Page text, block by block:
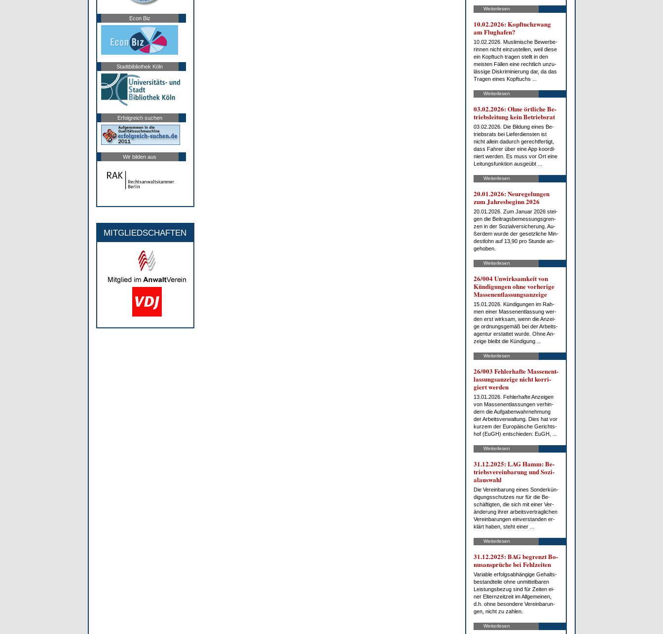
Econ Biz
Stadtbibliothek Köln
Erfolgreich suchen
Wir bilden aus
MITGLIEDSCHAFTEN
Weiterlesen
10.02.2026: Kopf­tuch­zwang
am Flug­ha­fen?
10.02.2026. Mus­li­mi­sche Be­wer­be­
rin­nen nicht ein­zu­stel­len, weil die­se
ein Kopf­tuch tra­gen stellt in den
meis­ten Fäl­len ei­ne recht­lich un­zu­
läs­si­ge Dis­kri­mi­nie­rung dar, da das
Tra­gen ei­nes Kopf­tuchs ...
Weiterlesen
03.02.2026: Oh­ne ört­li­che Be­
triebs­lei­tung kein Be­triebs­rat
03.02.2026. Die Bil­dung ei­nes Be­
triebs­rats bei Lie­fer­diens­ten ist
nicht al­lein da­durch ge­recht­fer­tigt,
dass Fah­rer über ei­ne App ko­or­di­
niert wer­den. Es muss vor Ort ei­ne
Lei­tungs­funk­ti­on aus­ge­übt ...
Weiterlesen
20.01.2026: Neu­re­ge­lun­gen
zum Jah­res­be­ginn 2026
20.01.2026. Zum Ja­nu­ar 2026 stei­
gen die Bei­trags­be­mes­sungs­gren­
zen in der So­zi­al­ver­si­che­rung. Au­
ßer­dem wur­de der ge­setz­li­che Min­
dest­lohn auf 13,90 pro St­un­de an­
ge­ho­ben.
Weiterlesen
26/004 Un­wirk­sam­keit von
Kün­di­gun­gen oh­ne vor­he­ri­ge
Mas­sen­ent­las­sungs­an­zei­ge
15.01.2026. Kün­di­gun­gen im Rah­
men ei­ner Mas­sen­ent­las­sung wer­
den erst wirk­sam, wenn die An­zei­
ge ord­nungs­ge­mäß bei der Ar­beits­
agen­tur er­stat­tet wur­de. Oh­ne An­
zei­ge bleibt die Kün­di­gung ...
Weiterlesen
26/003 Feh­ler­haf­te Mas­sen­ent­
las­sungs­an­zei­ge nicht kor­ri­
giert wer­den
13.01.2026. Feh­ler­haf­te An­zei­gen
von Mas­sen­ent­las­sun­gen ver­hin­
dern die Auf­ga­ben­wahr­neh­mung
der Ar­beits­ver­wal­tung. Dies hat vor
kur­zem der Eu­ro­päi­sche Ge­richts­
hof (EuGH) ent­schie­den: EuGH, ...
Weiterlesen
31.12.2025: LAG Hamm: Be­
triebs­ver­ein­ba­rung und So­zi­
al­aus­wahl
Die Ver­ein­ba­rung ei­nes Son­der­kün­
di­gungs­schut­zes nur für die Be­
schäf­tig­ten, die sich mit ei­ner Ver­
än­de­rung ih­rer ar­beits­ver­trag­li­chen
Ver­ein­ba­run­gen ein­ver­stan­den er­
klärt ha­ben, steht ei­ner ...
Weiterlesen
31.12.2025: BAG be­grenzt Bo­
nus­an­sprü­che bei Fehl­zei­ten
Va­ria­ble er­folgs­ab­hän­gi­ge Ge­halts­
be­stand­tei­le oh­ne un­mit­tel­ba­ren
Leis­tungs­be­zug sind für Zei­ten ei­
ner El­tern­zeit­zeit im All­ge­mei­nen,
d.h. oh­ne be­son­de­re Ver­ein­ba­run­
gen, nicht zu zah­len.
Weiterlesen